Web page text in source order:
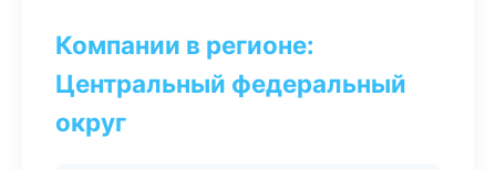
Компании в регионе:
Центральный федеральный
округ